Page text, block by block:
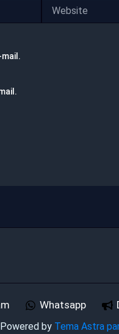
Whatsapp
by Tema Astra